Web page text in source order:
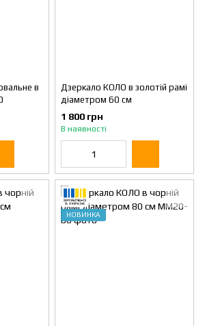
в
Дзеркало КОЛО в золотій рамі
діаметром 60 см
1 800 грн
В наявності
НОВИНКА